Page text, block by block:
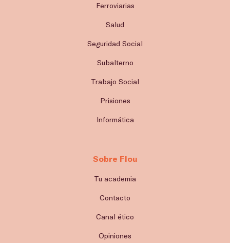
Ferroviarias
Salud
Seguridad Social
Subalterno
Trabajo Social
Prisiones
Informática
Sobre Flou
Tu academia
Contacto
Canal ético
Opiniones